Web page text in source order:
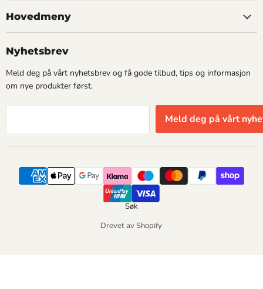
Hovedmeny
Nyhetsbrev
Meld deg på vårt nyhetsbrev og få gode tilbud, tips og informasjon
om nye produkter først.
Meld deg på vårt
Søk
Drevet av Shopify